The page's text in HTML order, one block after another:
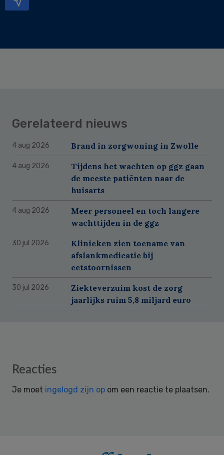
Gerelateerd nieuws
4 aug 2026 Brand in zorgwoning in Zwolle
4 aug 2026
Tijdens het wachten op ggz gaan
de meeste patiënten naar de
huisarts
4 aug 2026
Meer personeel en toch langere
wachttijden in de ggz
30 jul 2026
Klinieken zien toename van
afslankmedicatie bij
eetstoornissen
30 jul 2026
Ziekteverzuim kost de zorg
jaarlijks ruim 5,8 miljard euro
Reader
Reacties
Je moet ingelogd zijn op om een reactie te plaatsen.